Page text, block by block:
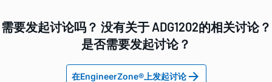
需要发起讨论吗？ 没有关于 ADG1202的相关讨论？
是否需要发起讨论？
在EngineerZone®上发起讨论